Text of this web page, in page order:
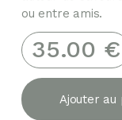
ou entre amis.
35.00 €
Ajouter au